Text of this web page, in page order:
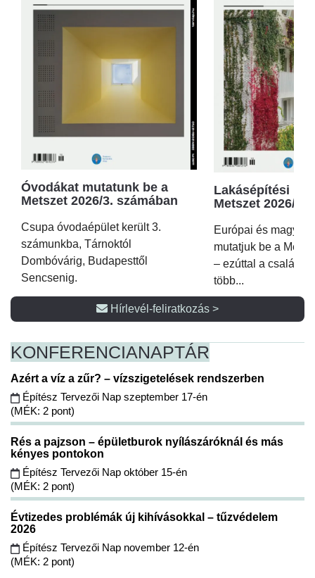
Óvodákat mutatunk be a
Metszet 2026/3. számában
Csupa óvodaépület került 3.
számunkba, Tárnoktól
Dombóvárig, Budapesttől
Sencsenig.
Lakásépítési
Metszet 2026/2.
Európai és magyar
mutatjuk be a
– ezúttal a családi
több...
Hírlevél-feliratkozás >
KONFERENCIANAPTÁR
Azért a víz a zűr? – vízszigetelések rendszerben
Építész Tervezői Nap szeptember 17-én
(MÉK: 2 pont)
Rés a pajzson – épületburok nyílászáróknál és más
kényes pontokon
Építész Tervezői Nap október 15-én
(MÉK: 2 pont)
Évtizedes problémák új kihívásokkal – tűzvédelem
2026
Építész Tervezői Nap november 12-én
(MÉK: 2 pont)